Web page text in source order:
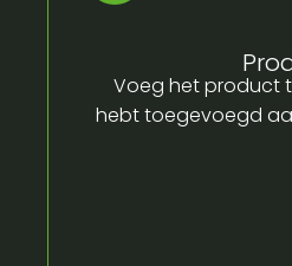
Voeg het product
hebt toegevoegd